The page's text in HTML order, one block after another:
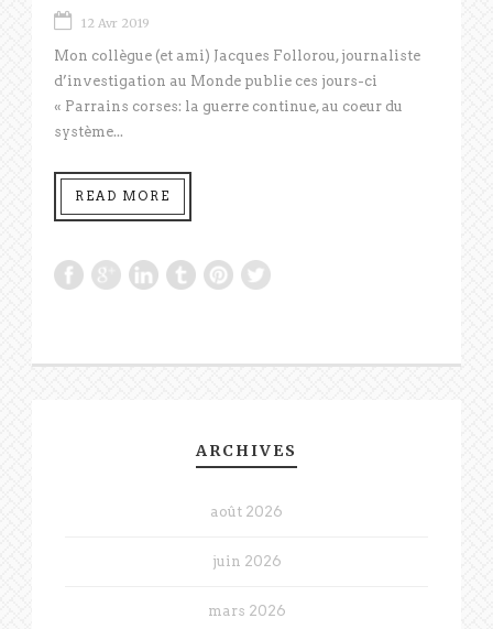
12 Avr 2019
Mon collègue (et ami) Jacques Follorou, journaliste
d’investigation au Monde publie ces jours-ci
« Parrains corses: la guerre continue, au coeur du
système...
READ MORE
ARCHIVES
août 2026
juin 2026
mars 2026